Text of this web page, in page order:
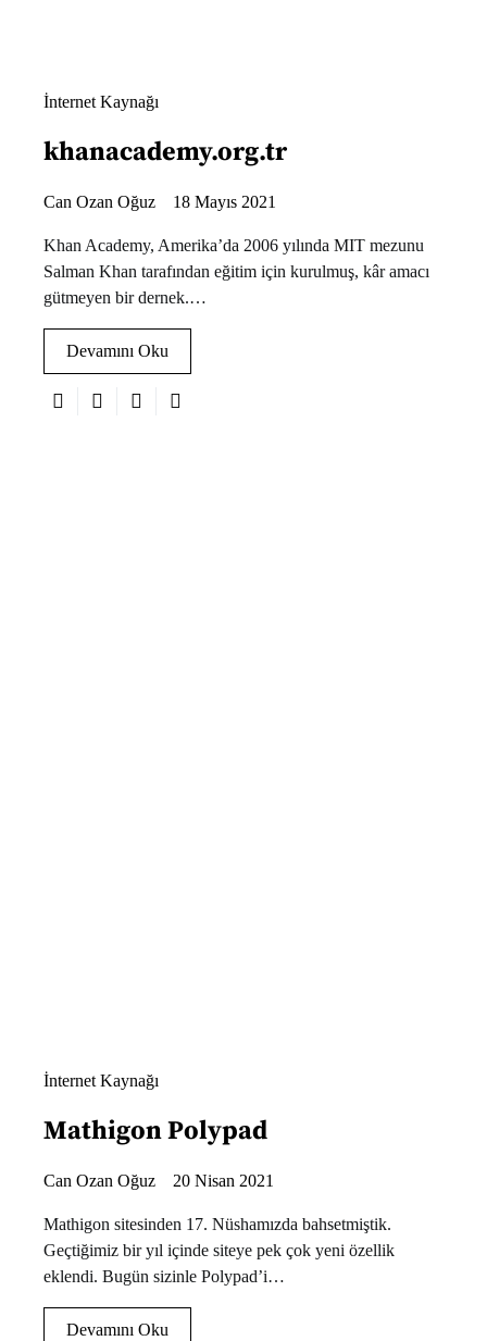
İnternet Kaynağı
khanacademy.org.tr
Can Ozan Oğuz 18 Mayıs 2021
Khan Academy, Amerika’da 2006 yılında MIT mezunu
Salman Khan tarafından eğitim için kurulmuş, kâr amacı
gütmeyen bir dernek.…
Devamını Oku
İnternet Kaynağı
Mathigon Polypad
Can Ozan Oğuz 20 Nisan 2021
Mathigon sitesinden 17. Nüshamızda bahsetmiştik.
Geçtiğimiz bir yıl içinde siteye pek çok yeni özellik
eklendi. Bugün sizinle Polypad’i…
Devamını Oku